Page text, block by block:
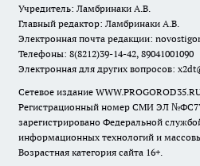
Учредитель: Ламбринаки А.В.
Главный редактор: Ламбринаки А.В.
Электронная почта редакции:
Телефоны: 8(8212)39-14-42, 89041001090
Электронная для других вопросов:
Сетевое издание
Регистрационный номер СМИ ЭЛ №ФС77-
зарегистрировано Федеральной
информационных технологий и
Возрастная категория сайта 16+.